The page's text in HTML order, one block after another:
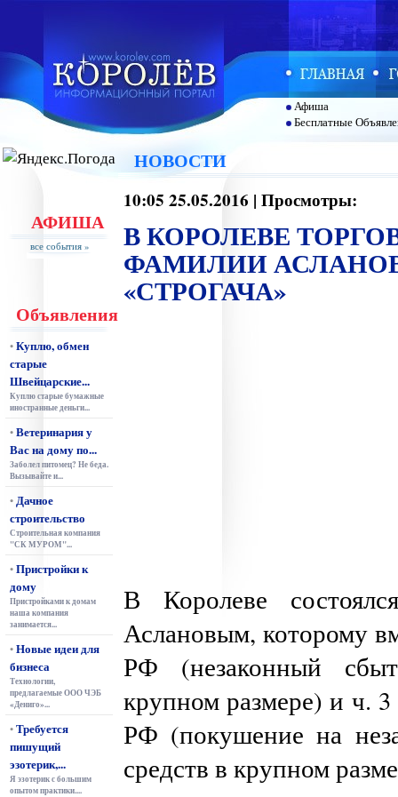
Афиша
Бесплатные
АФИША
все события »
Объявления
•Куплю, обмен
старые
Швейцарские...
Куплю старые бумажные
иностранные деньги...
•Ветеринария у
Вас на дому по...
Заболел питомец? Не беда.
Вызывайте и...
•Дачное
строительство
Строительная компания
"СК МУРОМ"...
•Пристройки к
дому
Пристройками к домам
наша компания
занимается...
•Новые идеи для
бизнеса
Технологии,
предлагаемые ООО ЧЭБ
«Дениго»...
•Требуется
пишущий
эзотерик,...
Я эзотерик с большим
опытом практики....
НОВОСТИ
10:05 25.05.2016 | Просмотры:
В КОРОЛЕВЕ
ФАМИЛИИ
«СТРОГАЧА»
В Королеве
Аслановым, которому
РФ (незаконный
крупном размере) и ч.
РФ (покушение на
средств в крупном